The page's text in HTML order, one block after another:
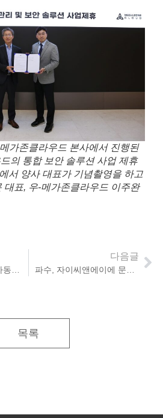
가존클라우드 본사에서 진행된
의 통합 보안 솔루션 사업 제휴
서 양사 대표가 기념촬영을 하고
대표, 우-메가존클라우드 이주완
다음글
목록